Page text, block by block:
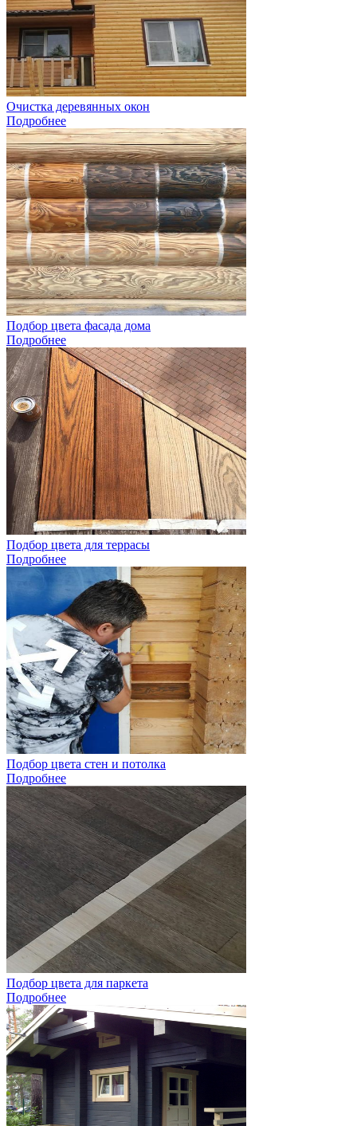
Очистка деревянных окон
Подробнее
Подбор цвета фасада дома
Подробнее
Подбор цвета для террасы
Подробнее
Подбор цвета стен и потолка
Подробнее
Подбор цвета для паркета
Подробнее